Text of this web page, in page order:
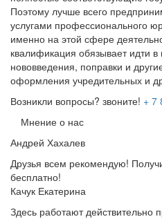
Поэтому лучше всего
услугами профессионального
именно на этой сфере
квалификация обязывает идти в
нововведения, поправки и
оформления учредительных и
Возникли вопросы? звоните! + 7
Мнение о нас
Андрей Хахалев
Друзья всем рекомендую!
бесплатно!
Качук Екатерина
Здесь работают действительно